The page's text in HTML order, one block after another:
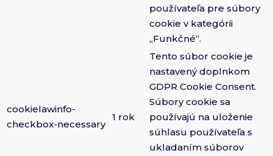
používateľa pre súbory
cookie v kategórii
„Funkčné“.
cookielawinfo-
checkbox-necessary
1 rok
Tento súbor cookie je
nastavený doplnkom
GDPR Cookie Consent.
Súbory cookie sa
používajú na uloženie
súhlasu používateľa s
ukladaním súborov